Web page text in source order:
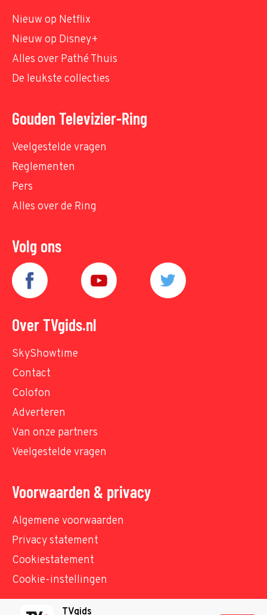
Nieuw op Netflix
Nieuw op Disney+
Alles over Pathé Thuis
De leukste collecties
Gouden Televizier-Ring
Veelgestelde vragen
Reglementen
Pers
Alles over de Ring
Volg ons
Over TVgids.nl
SkyShowtime
Contact
Colofon
Adverteren
Van onze partners
Veelgestelde vragen
Voorwaarden & privacy
Algemene voorwaarden
Privacy statement
Cookiestatement
Cookie-instellingen
TVgids